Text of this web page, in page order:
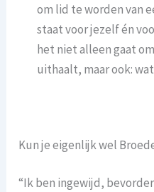
om lid te worden van
staat voor jezelf én
het niet alleen gaat
uithaalt, maar ook:
Kun je eigenlijk wel
“Ik ben ingewijd,